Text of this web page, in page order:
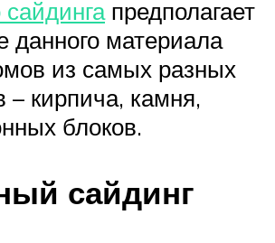
предполагает
данного материала
из самых разных
– кирпича, камня,
блоков.
сайдинг